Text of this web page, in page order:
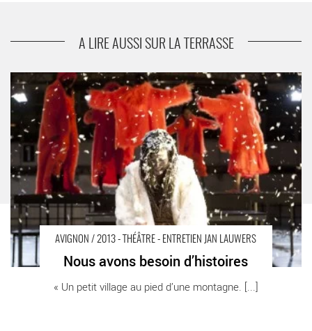
Motobécane
A LIRE AUSSI SUR LA TERRASSE
AVIGNON / 2013 - THÉÂTRE - ENTRETIEN JAN LAUWERS
Nous avons besoin d’histoires
« Un petit village au pied d’une montagne. [...]
Nous avons besoin d’histoires - Critique sortie Avignon / 2013
Avignon Cloître des Carmes